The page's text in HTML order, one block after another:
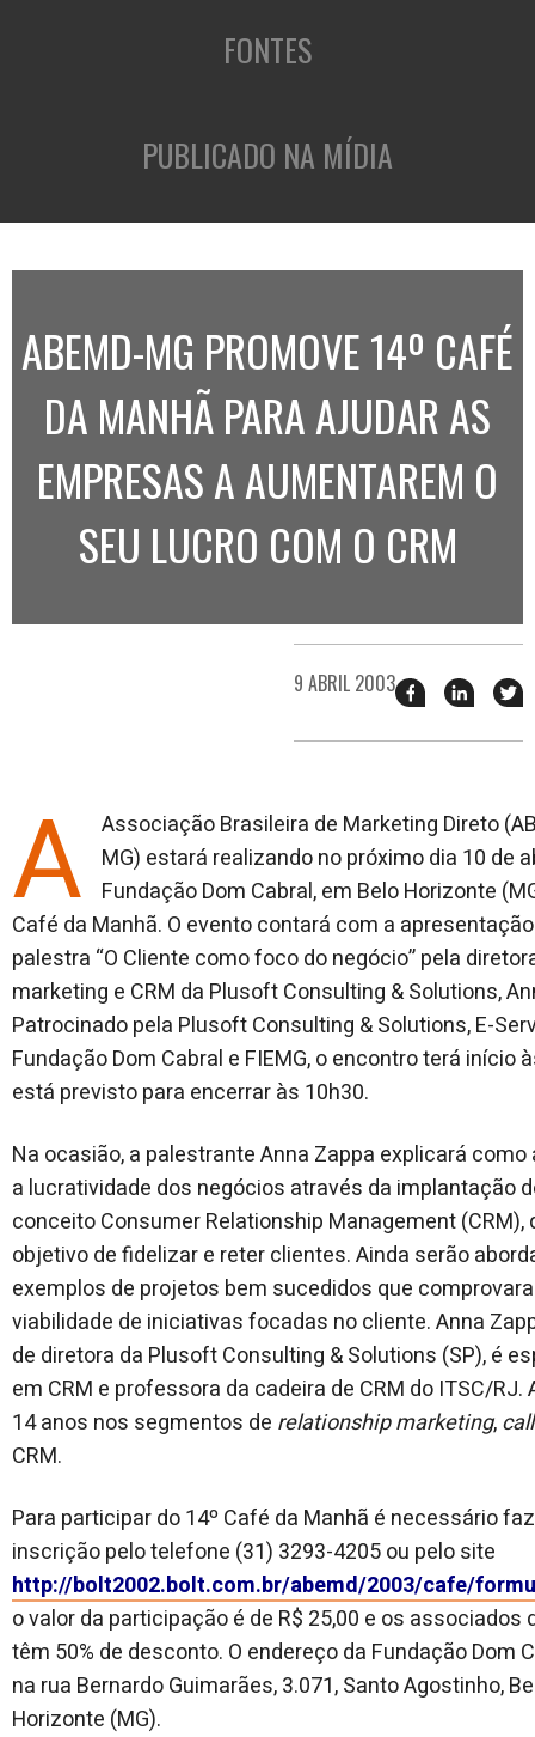
FONTES
PUBLICADO NA MÍDIA
ABEMD-MG PROMOVE 14º CAFÉ
DA MANHÃ PARA AJUDAR AS
EMPRESAS A AUMENTAREM O
SEU LUCRO COM O CRM
9 ABRIL 2003 Compartilhar
esse
no
esse
no
A
Associação Brasileira de Marketing Direto
MG) estará realizando no próximo dia 10 de
Fundação Dom Cabral, em Belo Horizonte
Café da Manhã. O evento contará com a
palestra “O Cliente como foco do negócio” pela
marketing e CRM da Plusoft Consulting & Solutions,
Patrocinado pela Plusoft Consulting & Solutions, E-
Fundação Dom Cabral e FIEMG, o encontro terá início
está previsto para encerrar às 10h30.
Na ocasião, a palestrante Anna Zappa explicará
a lucratividade dos negócios através da implantação
conceito Consumer Relationship Management (CRM),
objetivo de fidelizar e reter clientes. Ainda serão
exemplos de projetos bem sucedidos que
viabilidade de iniciativas focadas no cliente. Anna
de diretora da Plusoft Consulting & Solutions (SP), é
em CRM e professora da cadeira de CRM do ITSC/RJ.
14 anos nos segmentos de relationship marketing,
CRM.
Para participar do 14º Café da Manhã é necessário
inscrição pelo telefone (31) 3293-4205 ou pelo site
http://bolt2002.bolt.com.br/abemd/2003/cafe/
o valor da participação é de R$ 25,00 e os associados
têm 50% de desconto. O endereço da Fundação Dom
na rua Bernardo Guimarães, 3.071, Santo Agostinho,
Horizonte (MG).